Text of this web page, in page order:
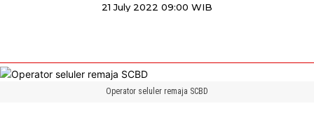
21 July 2022 09:00 WIB
Operator seluler remaja SCBD